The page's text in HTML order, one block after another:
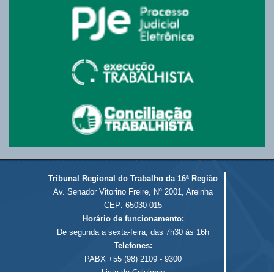
Tribunal Regional do Trabalho da 16ª Região
Av. Senador Vitorino Freire, Nº 2001, Areinha
CEP: 65030-015
Horário de funcionamento:
De segunda a sexta-feira, das 7h30 às 16h
Telefones:
PABX +55 (98) 2109 - 9300